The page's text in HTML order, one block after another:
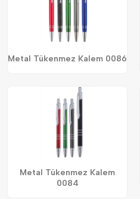
Metal Tükenmez Kalem 0086
Metal Tükenmez Kalem
0084